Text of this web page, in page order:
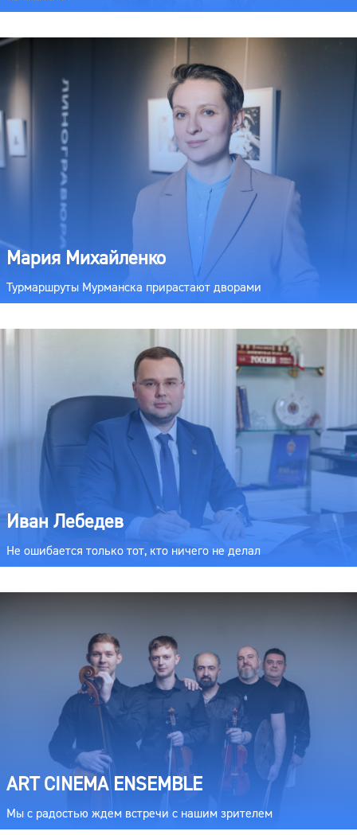
Мария Михайленко
Турмаршруты Мурманска прирастают дворами
Иван Лебедев
Не ошибается только тот, кто ничего не делал
ART CINEMA ENSEMBLE
Мы с радостью ждем встречи с нашим зрителем